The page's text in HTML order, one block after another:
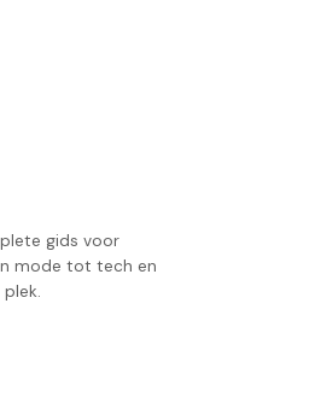
gids voor
mode tot tech en